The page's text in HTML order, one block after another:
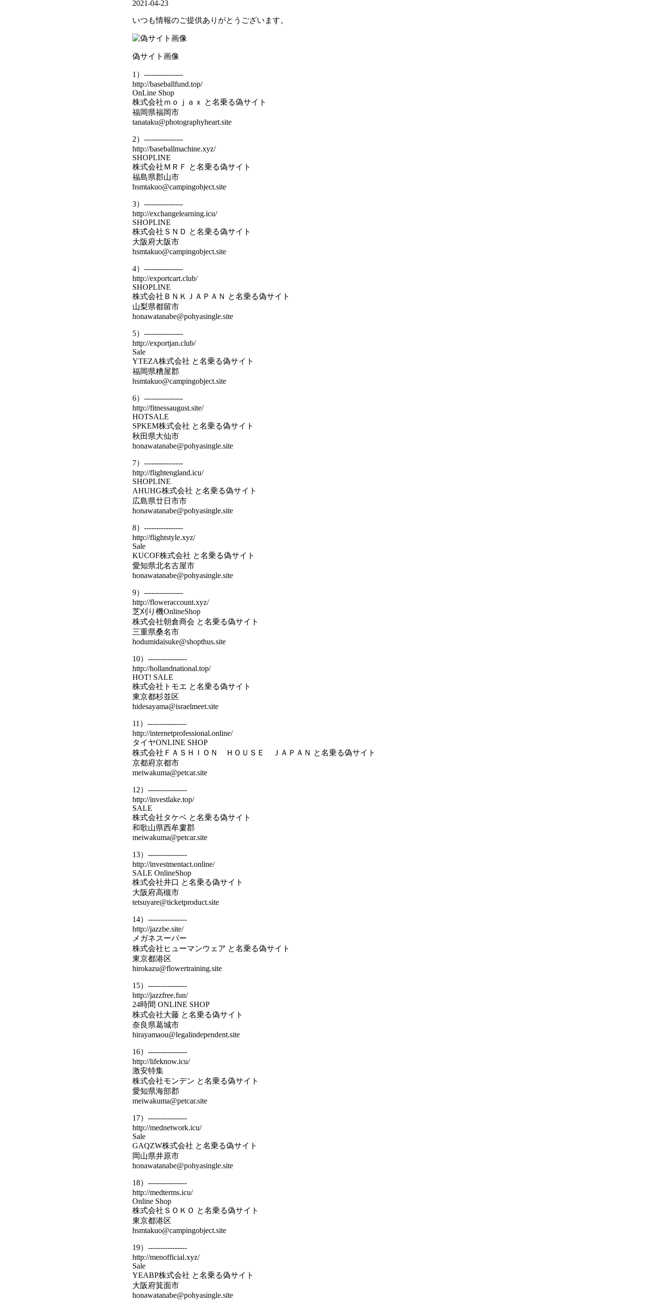
2021-04-23
いつも情報のご提供ありがとうございます。
偽サイト画像
1）----------------
http://baseballfund.top/
OnLine Shop
株式会社ｍｏｊａｘ と名乗る偽サイト
福岡県福岡市
tanataku@photographyheart.site
2）----------------
http://baseballmachine.xyz/
SHOPLINE
株式会社ＭＲＦ と名乗る偽サイト
福島県郡山市
hsmtakuo@campingobject.site
3）----------------
http://exchangelearning.icu/
SHOPLINE
株式会社ＳＮＤ と名乗る偽サイト
大阪府大阪市
hsmtakuo@campingobject.site
4）----------------
http://exportcart.club/
SHOPLINE
株式会社ＢＮＫＪＡＰＡＮ と名乗る偽サイト
山梨県都留市
honawatanabe@pohyasingle.site
5）----------------
http://exportjan.club/
Sale
YTEZA株式会社 と名乗る偽サイト
福岡県糟屋郡
hsmtakuo@campingobject.site
6）----------------
http://fitnessaugust.site/
HOTSALE
SPKEM株式会社 と名乗る偽サイト
秋田県大仙市
honawatanabe@pohyasingle.site
7）----------------
http://flightengland.icu/
SHOPLINE
AHUHG株式会社 と名乗る偽サイト
広島県廿日市市
honawatanabe@pohyasingle.site
8）----------------
http://flightstyle.xyz/
Sale
KUCOF株式会社 と名乗る偽サイト
愛知県北名古屋市
honawatanabe@pohyasingle.site
9）----------------
http://floweraccount.xyz/
芝刈り機OnlineShop
株式会社朝倉商会 と名乗る偽サイト
三重県桑名市
hodumidaisuke@shopthus.site
10）----------------
http://hollandnational.top/
HOT! SALE
株式会社トモエ と名乗る偽サイト
東京都杉並区
hidesayama@israelmeet.site
11）----------------
http://internetprofessional.online/
タイヤONLINE SHOP
株式会社ＦＡＳＨＩＯＮ ＨＯＵＳＥ ＪＡＰＡＮ と名乗る偽サイト
京都府京都市
meiwakuma@petcar.site
12）----------------
http://investlake.top/
SALE
株式会社タケベ と名乗る偽サイト
和歌山県西牟婁郡
meiwakuma@petcar.site
13）----------------
http://investmentact.online/
SALE OnlineShop
株式会社井口 と名乗る偽サイト
大阪府高槻市
tetsuyare@ticketproduct.site
14）----------------
http://jazzbe.site/
メガネスーパー
株式会社ヒューマンウェア と名乗る偽サイト
東京都港区
hirokazu@flowertraining.site
15）----------------
http://jazzfree.fun/
24時間 ONLINE SHOP
株式会社大藤 と名乗る偽サイト
奈良県葛城市
hirayamaou@legalindependent.site
16）----------------
http://lifeknow.icu/
激安特集
株式会社モンデン と名乗る偽サイト
愛知県海部郡
meiwakuma@petcar.site
17）----------------
http://mednetwork.icu/
Sale
GAQZW株式会社 と名乗る偽サイト
岡山県井原市
honawatanabe@pohyasingle.site
18）----------------
http://medterms.icu/
Online Shop
株式会社ＳＯＫＯ と名乗る偽サイト
東京都港区
hsmtakuo@campingobject.site
19）----------------
http://menofficial.xyz/
Sale
YEABP株式会社 と名乗る偽サイト
大阪府箕面市
honawatanabe@pohyasingle.site